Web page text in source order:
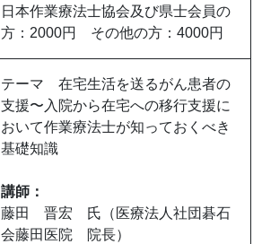
日本作業療法士協会及び県士会員の
方：2000円 その他の方：4000円
テーマ 在宅生活を送るがん患者の
支援〜入院から在宅への移行支援に
おいて作業療法士が知っておくべき
基礎知識
講師：
藤田 晋宏 氏（医療法人社団碁石
会藤田医院 院長）